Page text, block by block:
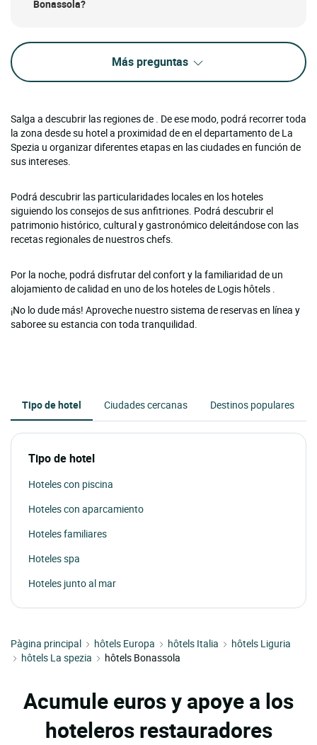
Bonassola?
Más preguntas
Salga a descubrir las regiones de . De ese modo, podrá recorrer toda
la zona desde su hotel a proximidad de en el departamento de La
Spezia u organizar diferentes etapas en las ciudades en función de
sus intereses.
Podrá descubrir las particularidades locales en los hoteles
siguiendo los consejos de sus anfitriones. Podrá descubrir el
patrimonio histórico, cultural y gastronómico deleitándose con las
recetas regionales de nuestros chefs.
Por la noche, podrá disfrutar del confort y la familiaridad de un
alojamiento de calidad en uno de los hoteles de Logis hôtels .
¡No lo dude más! Aproveche nuestro sistema de reservas en línea y
saboree su estancia con toda tranquilidad.
Tipo de hotel Ciudades cercanas Destinos populares
Tipo de hotel
Hoteles con piscina
Hoteles con aparcamiento
Hoteles familiares
Hoteles spa
Hoteles junto al mar
Pàgina principal hôtels Europa hôtels Italia
hôtels Liguria
hôtels La spezia
hôtels Bonassola
Acumule euros y apoye a los
hoteleros restauradores